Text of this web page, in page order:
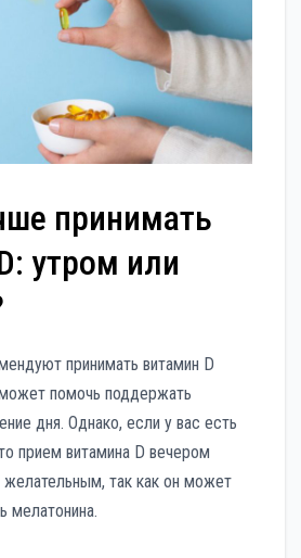
принимать
утром или
принимать витамин D
помочь поддержать
дня. Однако, если у вас есть
прием витамина D вечером
так как он может
мелатонина.